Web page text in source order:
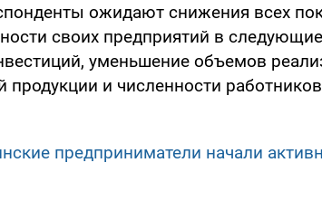
ожидают снижения всех
своих предприятий в
уменьшение объемов
продукции и численности
предприниматели начали